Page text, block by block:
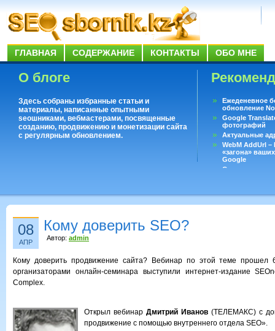
ГЛАВНАЯ СОДЕРЖАНИЕ КОНТАКТЫ ОБО МНЕ
О блоге
Здесь собраны избранные статьи и
материалы, написанные опытными
seoшниками, вебмастерами, посвященные
созданию, продвижению и монетизации сайта
с регулярным обновлением.
Ежеденевное
обновление
Google
фотографий
Актуальные
WebM AddUrl
«загона»
Google
Существует
08
АПР
Кому доверить SEO?
Автор: admin
Кому доверить продвижение сайта? Вебинар по этой теме прошел
организаторами онлайн-семинара выступили интернет-издание
Complex.
Открыл вебинар Дмитрий Иванов (ТЕЛЕМАКС) с
продвижение с помощью внутреннего отдела SEO».